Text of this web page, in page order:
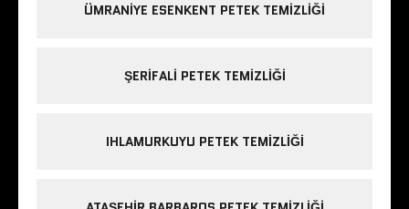
ÜMRANIYE ESENKENT PETEK TEMIZLIĞI
ŞERIFALI PETEK TEMIZLIĞI
IHLAMURKUYU PETEK TEMIZLIĞI